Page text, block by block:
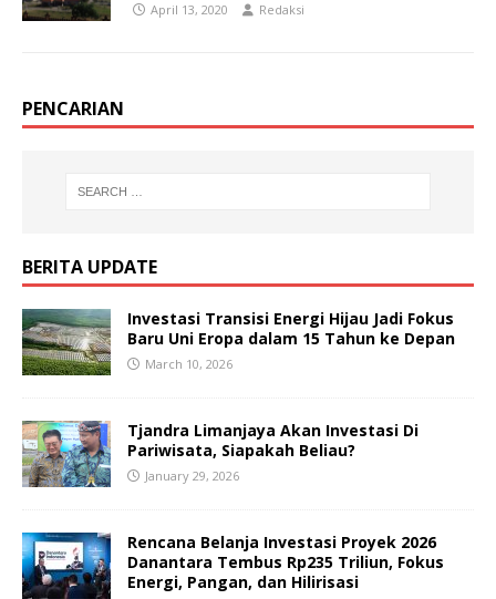
April 13, 2020 Redaksi
PENCARIAN
BERITA UPDATE
Investasi Transisi Energi Hijau Jadi Fokus
Baru Uni Eropa dalam 15 Tahun ke Depan
March 10, 2026
Tjandra Limanjaya Akan Investasi Di
Pariwisata, Siapakah Beliau?
January 29, 2026
Rencana Belanja Investasi Proyek 2026
Danantara Tembus Rp235 Triliun, Fokus
Energi, Pangan, dan Hilirisasi